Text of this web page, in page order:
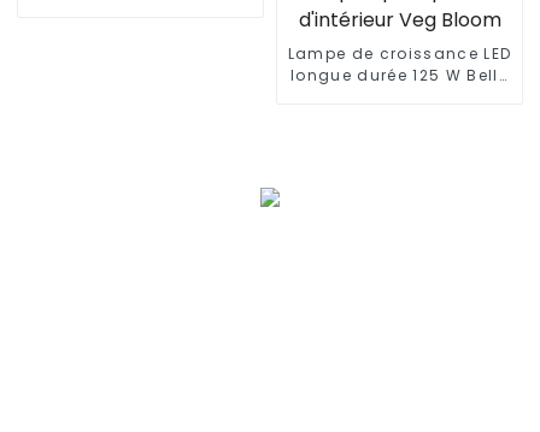
Lampe de croissance LED
longue durée 125 W Belle